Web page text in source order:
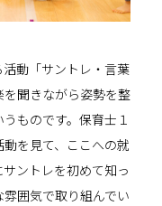
動「サントレ・言葉
聞きながら姿勢を整
ものです。保育士１
を見て、ここへの就
ントレを初めて知っ
囲気で取り組んでい